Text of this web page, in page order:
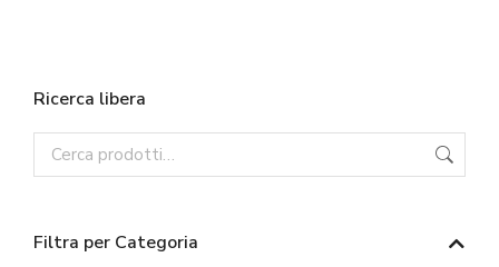
Ricerca libera
Filtra per Categoria